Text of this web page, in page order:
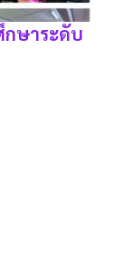
กษาระดับ